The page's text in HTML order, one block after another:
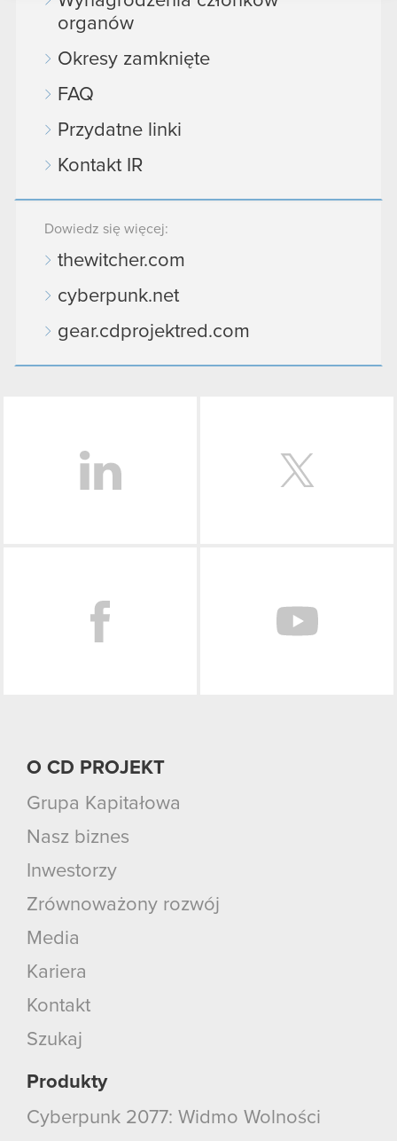
podczas korzystania z ich usług. Kontynuując
korzystanie z naszej witryny, zgadasz się na
używanie plików cookie.
organów
Okresy zamknięte
FAQ
Przydatne linki
Kontakt IR
Dowiedz się więcej:
thewitcher.com
cyberpunk.net
gear.cdprojektred.com
O CD PROJEKT
Grupa Kapitałowa
Nasz biznes
Inwestorzy
Zrównoważony rozwój
Media
Kariera
Kontakt
Szukaj
Produkty
Cyberpunk 2077: Widmo Wolności